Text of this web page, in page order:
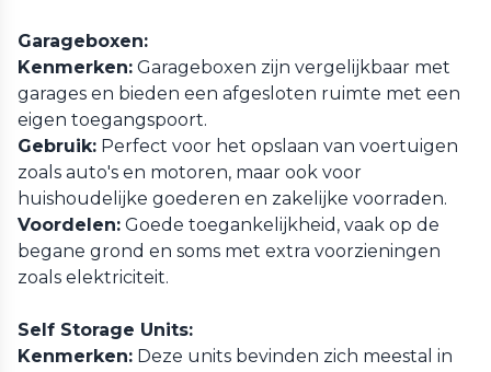
Garageboxen:
Kenmerken: Garageboxen zijn vergelijkbaar met
garages en bieden een afgesloten ruimte met een
eigen toegangspoort.
Gebruik: Perfect voor het opslaan van voertuigen
zoals auto's en motoren, maar ook voor
huishoudelijke goederen en zakelijke voorraden.
Voordelen: Goede toegankelijkheid, vaak op de
begane grond en soms met extra voorzieningen
zoals elektriciteit.
Self Storage Units:
Kenmerken: Deze units bevinden zich meestal in